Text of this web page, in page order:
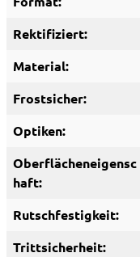
Rektifiziert:
Material:
Frostsicher:
Optiken:
Oberflächeneigensc
haft:
Rutschfestigkeit:
Trittsicherheit: